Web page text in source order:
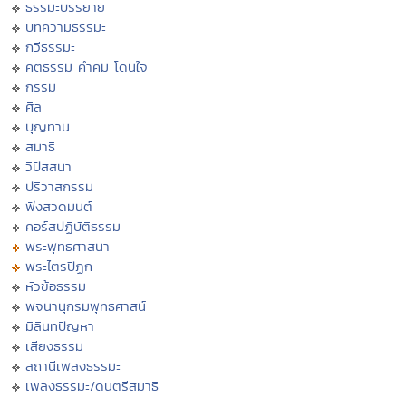
ธรรมะบรรยาย
บทความธรรมะ
กวีธรรมะ
คติธรรม คำคม โดนใจ
กรรม
ศีล
บุญทาน
สมาธิ
วิปัสสนา
ปริวาสกรรม
ฟังสวดมนต์
คอร์สปฏิบัติธรรม
พระพุทธศาสนา
พระไตรปิฏก
หัวข้อธรรม
พจนานุกรมพุทธศาสน์
มิลินทปัญหา
เสียงธรรม
สถานีเพลงธรรมะ
เพลงธรรมะ/ดนตรีสมาธิ